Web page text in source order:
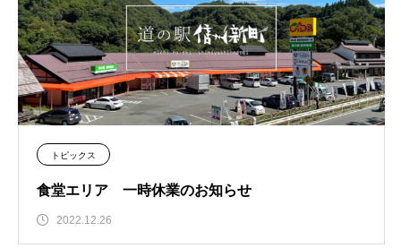
トピックス
食堂エリア 一時休業のお知らせ
2022.12.26